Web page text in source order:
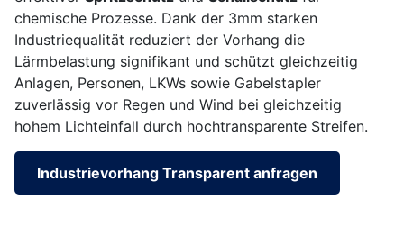
chemische Prozesse. Dank der 3mm starken
Industriequalität reduziert der Vorhang die
Lärmbelastung signifikant und schützt gleichzeitig
Anlagen, Personen, LKWs sowie Gabelstapler
zuverlässig vor Regen und Wind bei gleichzeitig
hohem Lichteinfall durch hochtransparente Streifen.
Industrievorhang Transparent anfragen